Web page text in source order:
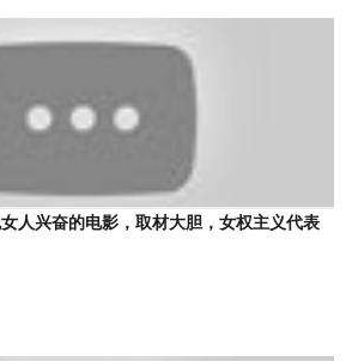
人兴奋的电影，取材大胆，女权主义代表